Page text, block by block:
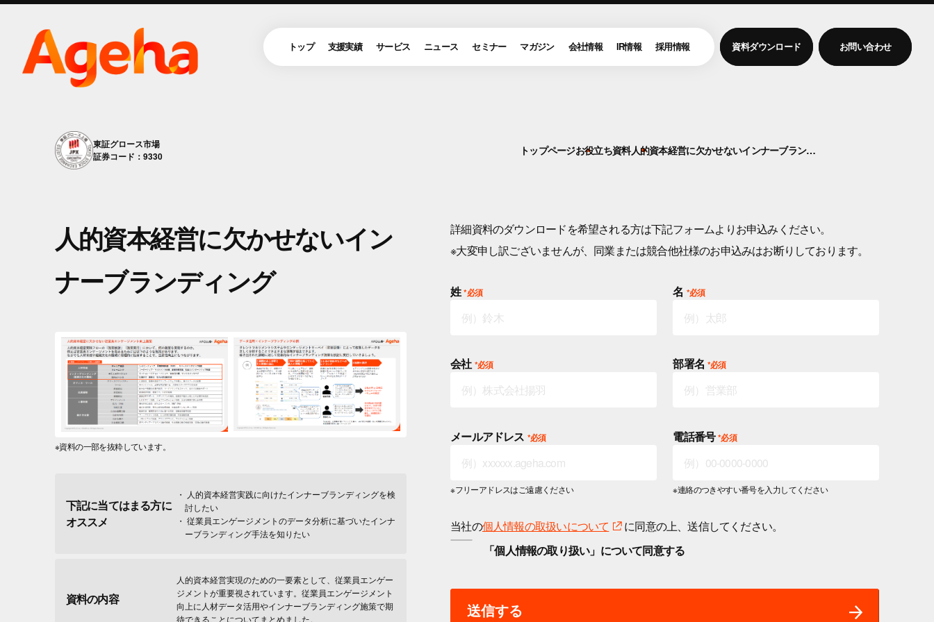
トップ 支援実績 サービス ニュース セミナー マガジン 会社情報 IR情報 採用情報 資料ダウンロード お問い合わせ
東証グロース市場
証券コード：9330
トップページお役立ち資料 人的資本経営に欠かせないインナーブランディング
人的資本経営に欠かせないイン
ナーブランディング
※資料の一部を抜粋しています。
下記に当てはまる方に
オススメ
人的資本経営実践に向けたインナーブランディングを検
討したい
従業員エンゲージメントのデータ分析に基づいたインナ
ーブランディング手法を知りたい
資料の内容
人的資本経営実現のための一要素として、従業員エンゲー
ジメントが重要視されています。従業員エンゲージメント
向上に人材データ活用やインナーブランディング施策で期
待できることについてまとめました。
詳細資料のダウンロードを希望される方は下記フォームよりお申込みください。
※大変申し訳ございませんが、同業または競合他社様のお申込みはお断りしております。
姓 名
会社 部署名
メールアドレス
※フリーアドレスはご遠慮ください
電話番号
※連絡のつきやすい番号を入力してください
当社の個人情報の取扱いについて に同意の上、送信してください。
「個人情報の取り扱い」について同意する
送信する